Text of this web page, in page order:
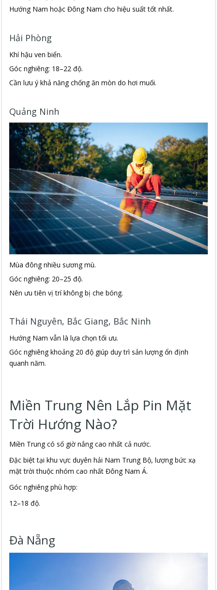
Hướng Nam hoặc Đông Nam cho hiệu suất tốt nhất.
Hải Phòng
Khí hậu ven biển.
Góc nghiêng: 18–22 độ.
Cần lưu ý khả năng chống ăn mòn do hơi muối.
Quảng Ninh
Mùa đông nhiều sương mù.
Góc nghiêng: 20–25 độ.
Nên ưu tiên vị trí không bị che bóng.
Thái Nguyên, Bắc Giang, Bắc Ninh
Hướng Nam vẫn là lựa chọn tối ưu.
Góc nghiêng khoảng 20 độ giúp duy trì sản lượng ổn định
quanh năm.
Miền Trung Nên Lắp Pin Mặt
Trời Hướng Nào?
Miền Trung có số giờ nắng cao nhất cả nước.
Đặc biệt tại khu vực duyên hải Nam Trung Bộ, lượng bức xạ
mặt trời thuộc nhóm cao nhất Đông Nam Á.
Góc nghiêng phù hợp:
12–18 độ.
Đà Nẵng